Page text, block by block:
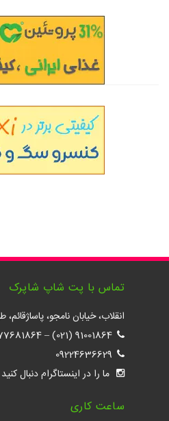
تماس با پت شاپ شاپرک
انقلاب، خیابان نامجو،
91001864 (021)
–
(021)
09224636629
ما را در اینستاگرام دنبال کنید
ساعت کاری